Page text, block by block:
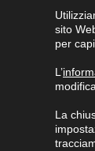
sito
per
L’
La